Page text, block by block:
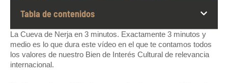
Tabla de contenidos
La Cueva de Nerja en 3 minutos. Exactamente 3 minutos y
medio es lo que dura este vídeo en el que te contamos todos
los valores de nuestro Bien de Interés Cultural de relevancia
internacional.